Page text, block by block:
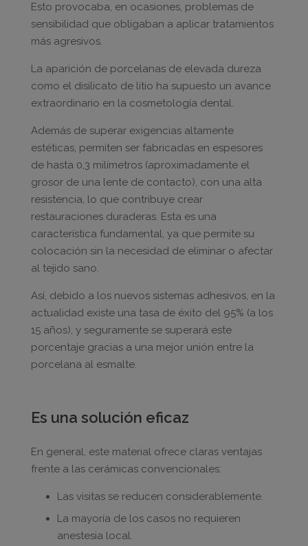
Esto provocaba, en ocasiones, problemas de
sensibilidad que obligaban a aplicar tratamientos
más agresivos.
La aparición de porcelanas de elevada dureza
como el disilicato de litio ha supuesto un avance
extraordinario en la cosmetología dental.
Además de superar exigencias altamente
estéticas, permiten ser fabricadas en espesores
de hasta 0,3 milímetros (aproximadamente el
grosor de una lente de contacto), con una alta
resistencia, lo que contribuye crear
restauraciones duraderas. Esta es una
característica fundamental, ya que permite su
colocación sin la necesidad de eliminar o afectar
al tejido sano.
Así, debido a los nuevos sistemas adhesivos, en la
actualidad existe una tasa de éxito del 95% (a los
15 años), y seguramente se superará este
porcentaje gracias a una mejor unión entre la
porcelana al esmalte.
Es una solución eficaz
En general, este material ofrece claras ventajas
frente a las cerámicas convencionales:
Las visitas se reducen considerablemente.
La mayoría de los casos no requieren
anestesia local.